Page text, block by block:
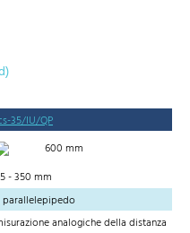
35/IU/QP
600 mm
- 350 mm
parallelepipedo
analogiche della distanza